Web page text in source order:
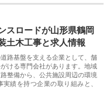
スロードが山形県鶴岡
土木工事と求人情報
路基盤を支える企業として、舗
ける専門会社があります。地域
整備から、公共施設周辺の環境
績を持つ企業の取り組みと、